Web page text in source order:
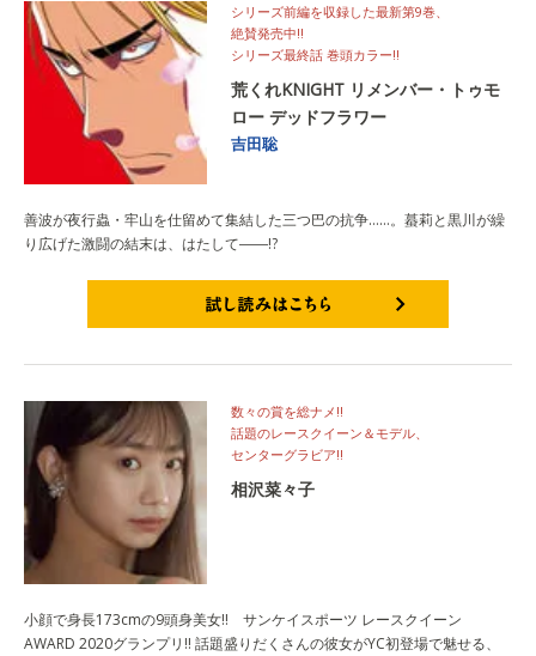
シリーズ前編を収録した最新第9巻、
絶賛発売中!!
シリーズ最終話 巻頭カラー!!
荒くれKNIGHT リメンバー・トゥモ
ロー デッドフラワー
吉田聡
善波が夜行蟲・牢山を仕留めて集結した三つ巴の抗争……。蟇莉と黒川が繰
り広げた激闘の結末は、はたして――!?
数々の賞を総ナメ!!
話題のレースクイーン＆モデル、
センターグラビア!!
相沢菜々子
小顔で身長173cmの9頭身美女!! サンケイスポーツ レースクイーン
AWARD 2020グランプリ!! 話題盛りだくさんの彼女がYC初登場で魅せる、